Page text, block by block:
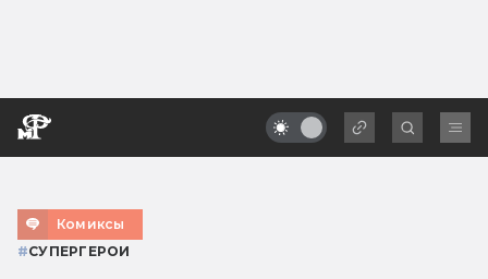
Комиксы
#СУПЕРГЕРОИ